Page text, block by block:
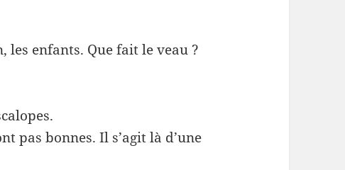
les enfants. Que fait le veau ?
pas bonnes. Il s’agit là d’une